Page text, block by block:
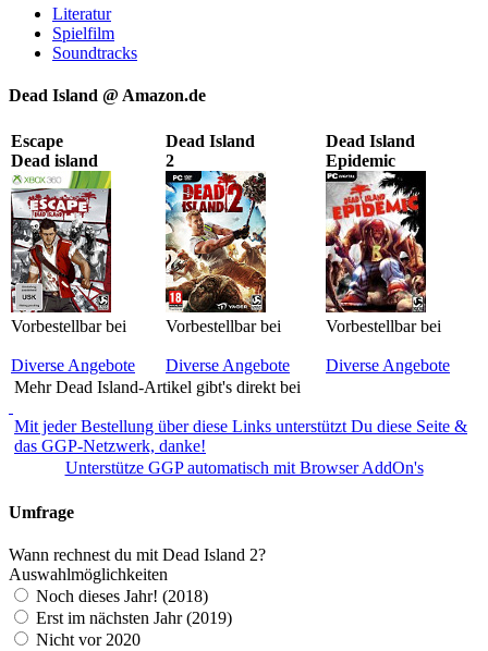
Literatur
Spielfilm
Soundtracks
Dead Island @ Amazon.de
Escape
Dead island
Vorbestellbar bei
Diverse Angebote
Dead Island
2
Vorbestellbar bei
Diverse Angebote
Dead Island
Epidemic
Vorbestellbar bei
Diverse Angebote
Mehr Dead Island-Artikel gibt's direkt bei
Mit jeder Bestellung über diese Links unterstützt Du diese Seite &
das GGP-Netzwerk, danke!
Unterstütze GGP automatisch mit Browser AddOn's
Umfrage
Wann rechnest du mit Dead Island 2?
Auswahlmöglichkeiten
Noch dieses Jahr! (2018)
Erst im nächsten Jahr (2019)
Nicht vor 2020